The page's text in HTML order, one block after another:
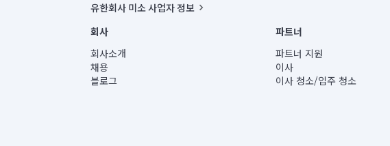
유한회사 미소 사업자 정보
사업자등록번호 : 291-87-00271 | 인허가번호 : 2016-3220163-14-5-00019 |
통신판매신고번호 : 2024-서울종로-1400(공정거래위원회 정보) |
대표이사 : CHING VICTOR COLUMBIA RHEE
주소 | 본사: 서울특별시 종로구 율곡로 6(중학동, 트윈트리빌딩) B동 5층
컨택센터 : 서울특별시 종로구 수송동 율곡로 24, 7층, 8층 미소
회사
회사소개
채용
블로그
파트너
파트너 지원
이사
이사 청소/입주 청소